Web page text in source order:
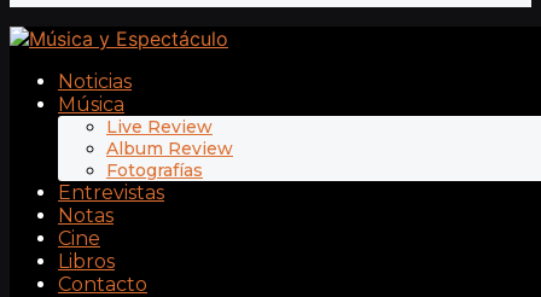
Noticias
Música
Live Review
Album Review
Fotografías
Entrevistas
Notas
Cine
Libros
Contacto